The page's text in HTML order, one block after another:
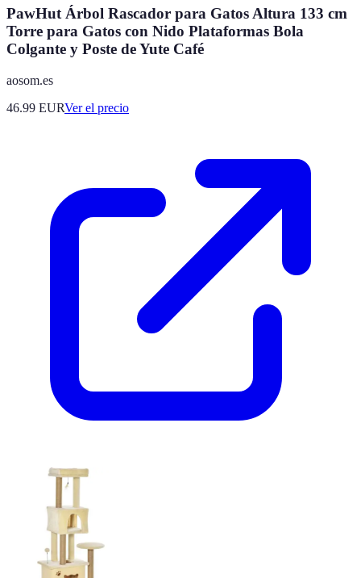
PawHut Árbol Rascador para Gatos Altura 133 cm
Torre para Gatos con Nido Plataformas Bola
Colgante y Poste de Yute Café
aosom.es
46.99 EURVer el precio